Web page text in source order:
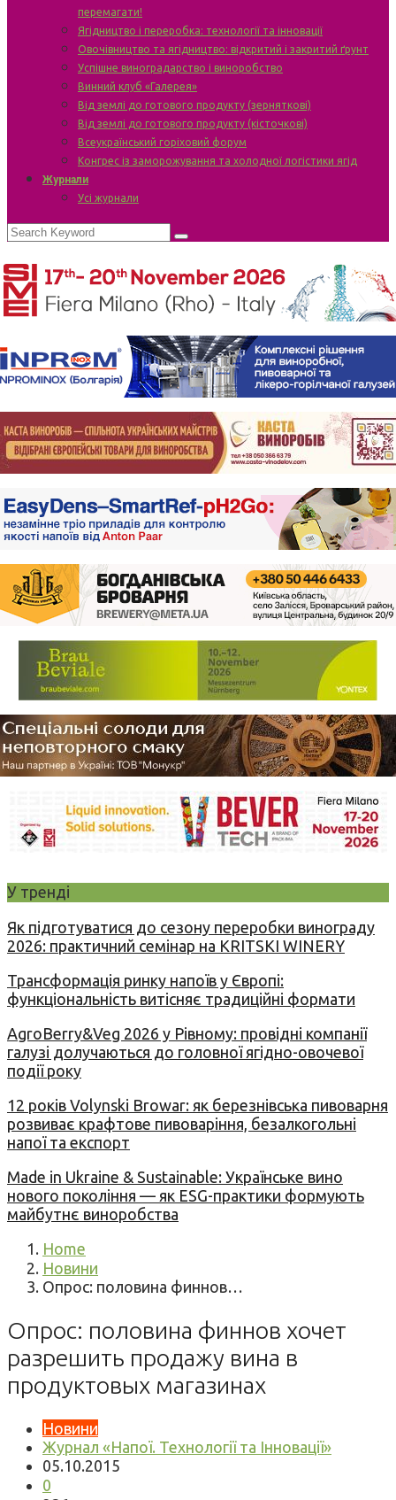
перемагати!
Ягідництво і переробка: технології та інновації
Овочівництво та ягідництво: відкритий і закритий ґрунт
Успішне виноградарство і виноробство
Винний клуб «Галерея»
Від землі до готового продукту (зерняткові)
Від землі до готового продукту (кісточкові)
Всеукраїнський горіховий форум
Конгрес із заморожування та холодної логістики ягід
Журнали
Усі журнали
У тренді
Як підготуватися до сезону переробки винограду
2026: практичний семінар на KRITSKI WINERY
Трансформація ринку напоїв у Європі:
функціональність витісняє традиційні формати
AgroBerry&Veg 2026 у Рівному: провідні компанії
галузі долучаються до головної ягідно-овочевої
події року
12 років Volynski Browar: як березнівська пивоварня
розвиває крафтове пивоваріння, безалкогольні
напої та експорт
Made in Ukraine & Sustainable: Українське вино
нового покоління — як ESG-практики формують
майбутнє виноробства
Home
Новини
Опрос: половина финнов…
Опрос: половина финнов хочет
разрешить продажу вина в
продуктовых магазинах
Новини
Журнал «Напої. Технології та Інновації»
05.10.2015
0